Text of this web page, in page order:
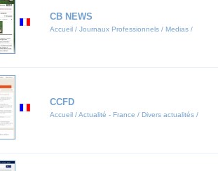
CB NEWS
Accueil / Journaux Professionnels / Medias /
CCFD
Accueil / Actualité - France / Divers actualités /